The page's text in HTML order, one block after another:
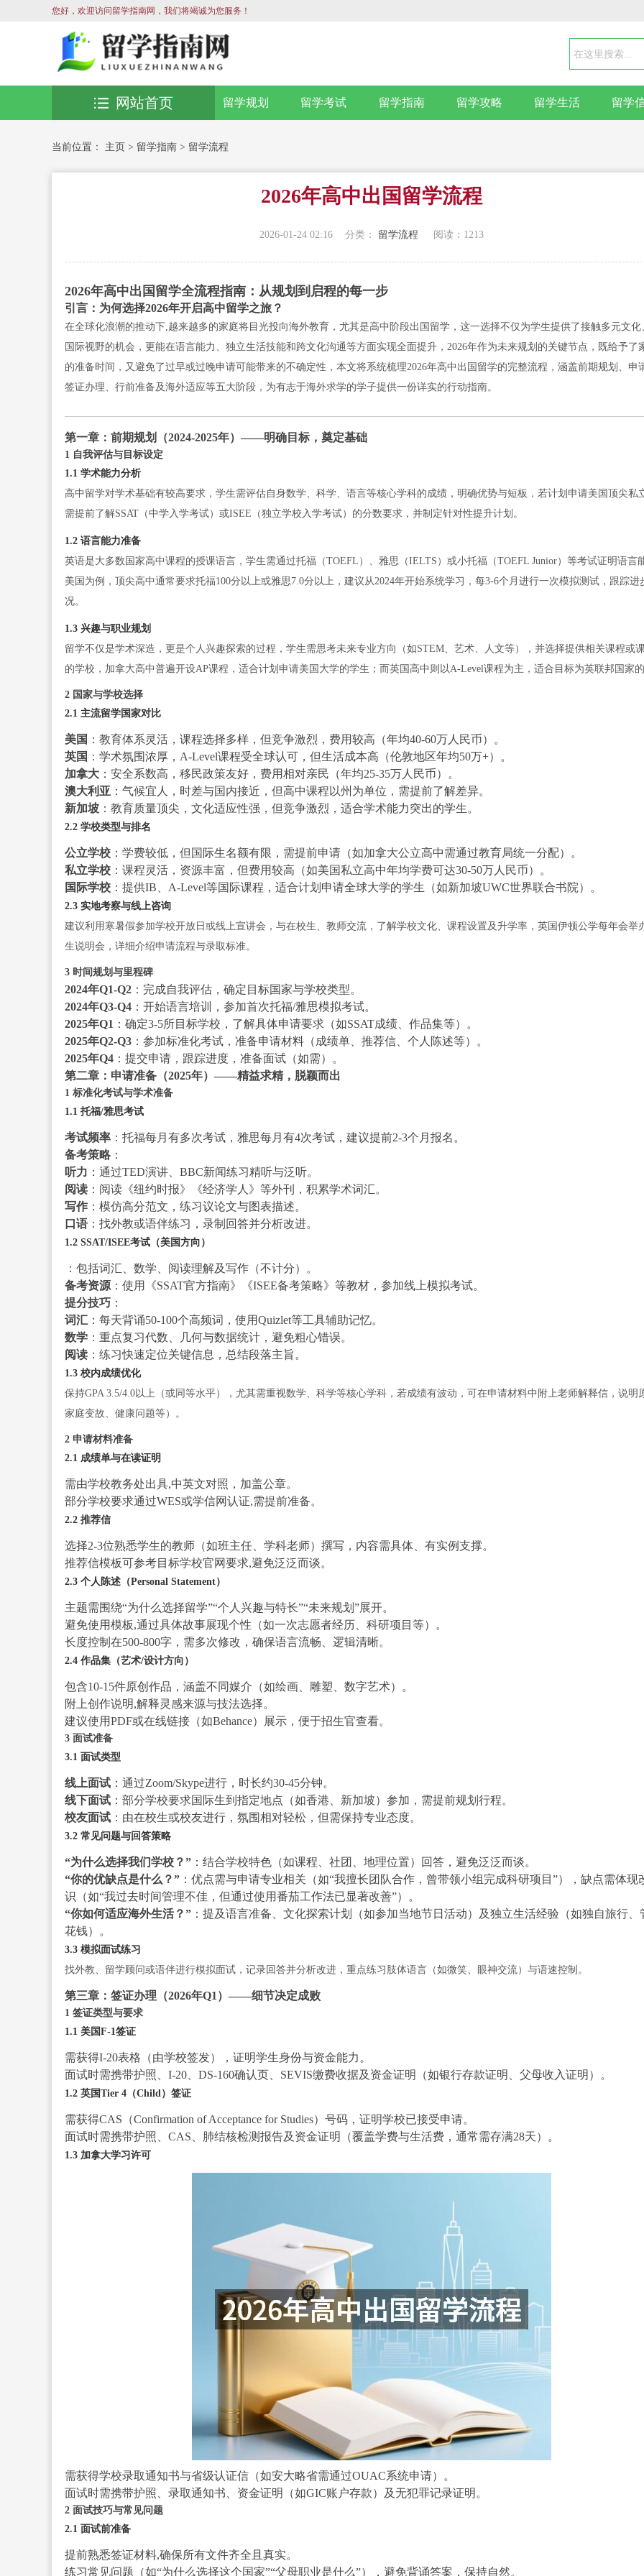
您好，欢迎访问留学指南网，我们将竭诚为您服务！
留学规划 留学考试 留学指南 留学攻略 留学生活 留学
网站首页
当前位置： 主页 > 留学指南 > 留学流程
2026年高中出国留学流程
2026-01-24 02:16 分类： 留学流程 阅读： 1213
2026年高中出国留学全流程指南：从规划到启程的每一步
引言：为何选择2026年开启高中留学之旅？
在全球化浪潮的推动下,越来越多的家庭将目光投向海外教育，尤其是高中阶段出国留学，这一选择不仅为学生提供了接触多元文化
国际视野的机会，更能在语言能力、独立生活技能和跨文化沟通等方面实现全面提升，2026年作为未来规划的关键节点，既给予了
的准备时间，又避免了过早或过晚申请可能带来的不确定性，本文将系统梳理2026年高中出国留学的完整流程，涵盖前期规划、申
签证办理、行前准备及海外适应等五大阶段，为有志于海外求学的学子提供一份详实的行动指南。
第一章：前期规划（2024-2025年）——明确目标，奠定基础
1 自我评估与目标设定
1.1 学术能力分析
高中留学对学术基础有较高要求，学生需评估自身数学、科学、语言等核心学科的成绩，明确优势与短板，若计划申请美国顶尖私
需提前了解SSAT（中学入学考试）或ISEE（独立学校入学考试）的分数要求，并制定针对性提升计划。
1.2 语言能力准备
英语是大多数国家高中课程的授课语言，学生需通过托福（TOEFL）、雅思（IELTS）或小托福（TOEFL Junior）等考试证明语言
美国为例，顶尖高中通常要求托福100分以上或雅思7.0分以上，建议从2024年开始系统学习，每3-6个月进行一次模拟测试，跟踪进
况。
1.3 兴趣与职业规划
留学不仅是学术深造，更是个人兴趣探索的过程，学生需思考未来专业方向（如STEM、艺术、人文等），并选择提供相关课程或
的学校，加拿大高中普遍开设AP课程，适合计划申请美国大学的学生；而英国高中则以A-Level课程为主，适合目标为英联邦国家
2 国家与学校选择
2.1 主流留学国家对比
美国 ：教育体系灵活，课程选择多样，但竞争激烈，费用较高（年均40-60万人民币）。
英国 ：学术氛围浓厚，A-Level课程受全球认可，但生活成本高（伦敦地区年均50万+）。
加拿大：安全系数高，移民政策友好，费用相对亲民（年均25-35万人民币）。
澳大利亚 ：气候宜人，时差与国内接近，但高中课程以州为单位，需提前了解差异。
新加坡：教育质量顶尖，文化适应性强，但竞争激烈，适合学术能力突出的学生。
2.2 学校类型与排名
公立学校：学费较低，但国际生名额有限，需提前申请（如加拿大公立高中需通过教育局统一分配）。
私立学校：课程灵活，资源丰富，但费用较高（如美国私立高中年均学费可达30-50万人民币）。
国际学校：提供IB、A-Level等国际课程，适合计划申请全球大学的学生（如新加坡UWC世界联合书院）。
2.3 实地考察与线上咨询
建议利用寒暑假参加学校开放日或线上宣讲会，与在校生、教师交流，了解学校文化、课程设置及升学率，英国伊顿公学每年会举
生说明会，详细介绍申请流程与录取标准。
3 时间规划与里程碑
2024年Q1-Q2：完成自我评估，确定目标国家与学校类型。
2024年Q3-Q4：开始语言培训，参加首次托福/雅思模拟考试。
2025年Q1 ：确定3-5所目标学校，了解具体申请要求（如SSAT成绩、作品集等）。
2025年Q2-Q3：参加标准化考试，准备申请材料（成绩单、推荐信、个人陈述等）。
2025年Q4：提交申请，跟踪进度，准备面试（如需）。
第二章：申请准备（2025年）——精益求精，脱颖而出
1 标准化考试与学术准备
1.1 托福/雅思考试
考试频率：托福每月有多次考试，雅思每月有4次考试，建议提前2-3个月报名。
备考策略：
听力 ：通过TED演讲、BBC新闻练习精听与泛听。
阅读：阅读《纽约时报》《经济学人》等外刊，积累学术词汇。
写作：模仿高分范文，练习议论文与图表描述。
口语：找外教或语伴练习，录制回答并分析改进。
1.2 SSAT/ISEE考试（美国方向）
：包括词汇、数学、阅读理解及写作（不计分）。
备考资源：使用《SSAT官方指南》《ISEE备考策略》等教材，参加线上模拟考试。
提分技巧：
词汇：每天背诵50-100个高频词，使用Quizlet等工具辅助记忆。
数学：重点复习代数、几何与数据统计，避免粗心错误。
阅读：练习快速定位关键信息，总结段落主旨。
1.3 校内成绩优化
保持GPA 3.5/4.0以上（或同等水平），尤其需重视数学、科学等核心学科，若成绩有波动，可在申请材料中附上老师解释信，说明
家庭变故、健康问题等）。
2 申请材料准备
2.1 成绩单与在读证明
需由学校教务处出具,中英文对照，加盖公章。
部分学校要求通过WES或学信网认证,需提前准备。
2.2 推荐信
选择2-3位熟悉学生的教师（如班主任、学科老师）撰写，内容需具体、有实例支撑。
推荐信模板可参考目标学校官网要求,避免泛泛而谈。
2.3 个人陈述（Personal Statement）
主题需围绕“为什么选择留学”“个人兴趣与特长”“未来规划”展开。
避免使用模板,通过具体故事展现个性（如一次志愿者经历、科研项目等）。
长度控制在500-800字，需多次修改，确保语言流畅、逻辑清晰。
2.4 作品集（艺术/设计方向）
包含10-15件原创作品，涵盖不同媒介（如绘画、雕塑、数字艺术）。
附上创作说明,解释灵感来源与技法选择。
建议使用PDF或在线链接（如Behance）展示，便于招生官查看。
3 面试准备
3.1 面试类型
线上面试：通过Zoom/Skype进行，时长约30-45分钟。
线下面试：部分学校要求国际生到指定地点（如香港、新加坡）参加，需提前规划行程。
校友面试：由在校生或校友进行，氛围相对轻松，但需保持专业态度。
3.2 常见问题与回答策略
“为什么选择我们学校？”：结合学校特色（如课程、社团、地理位置）回答，避免泛泛而谈。
“你的优缺点是什么？”：优点需与申请专业相关（如“我擅长团队合作，曾带领小组完成科研项目”），缺点需体现
识（如“我过去时间管理不佳，但通过使用番茄工作法已显著改善”）。
“你如何适应海外生活？”：提及语言准备、文化探索计划（如参加当地节日活动）及独立生活经验（如独自旅行、
花钱）。
3.3 模拟面试练习
找外教、留学顾问或语伴进行模拟面试，记录回答并分析改进，重点练习肢体语言（如微笑、眼神交流）与语速控制。
第三章：签证办理（2026年Q1）——细节决定成败
1 签证类型与要求
1.1 美国F-1签证
需获得I-20表格（由学校签发），证明学生身份与资金能力。
面试时需携带护照、I-20、DS-160确认页、SEVIS缴费收据及资金证明（如银行存款证明、父母收入证明）。
1.2 英国Tier 4（Child）签证
需获得CAS（Confirmation of Acceptance for Studies）号码，证明学校已接受申请。
面试时需携带护照、CAS、肺结核检测报告及资金证明（覆盖学费与生活费，通常需存满28天）。
1.3 加拿大学习许可
需获得学校录取通知书与省级认证信（如安大略省需通过OUAC系统申请）。
面试时需携带护照、录取通知书、资金证明（如GIC账户存款）及无犯罪记录证明。
2 面试技巧与常见问题
2.1 面试前准备
提前熟悉签证材料,确保所有文件齐全且真实。
练习常见问题（如“为什么选择这个国家”“父母职业是什么”），避免背诵答案，保持自然。